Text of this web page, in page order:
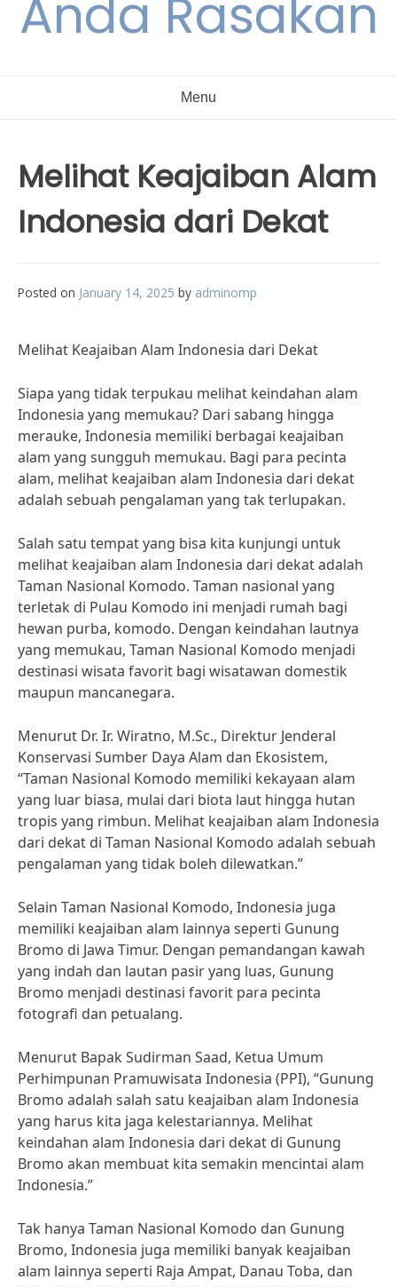
Anda Rasakan
Menu
Melihat Keajaiban Alam
Indonesia dari Dekat
Posted on January 14, 2025 by adminomp
Melihat Keajaiban Alam Indonesia dari Dekat
Siapa yang tidak terpukau melihat keindahan alam
Indonesia yang memukau? Dari sabang hingga
merauke, Indonesia memiliki berbagai keajaiban
alam yang sungguh memukau. Bagi para pecinta
alam, melihat keajaiban alam Indonesia dari dekat
adalah sebuah pengalaman yang tak terlupakan.
Salah satu tempat yang bisa kita kunjungi untuk
melihat keajaiban alam Indonesia dari dekat adalah
Taman Nasional Komodo. Taman nasional yang
terletak di Pulau Komodo ini menjadi rumah bagi
hewan purba, komodo. Dengan keindahan lautnya
yang memukau, Taman Nasional Komodo menjadi
destinasi wisata favorit bagi wisatawan domestik
maupun mancanegara.
Menurut Dr. Ir. Wiratno, M.Sc., Direktur Jenderal
Konservasi Sumber Daya Alam dan Ekosistem,
“Taman Nasional Komodo memiliki kekayaan alam
yang luar biasa, mulai dari biota laut hingga hutan
tropis yang rimbun. Melihat keajaiban alam Indonesia
dari dekat di Taman Nasional Komodo adalah sebuah
pengalaman yang tidak boleh dilewatkan.”
Selain Taman Nasional Komodo, Indonesia juga
memiliki keajaiban alam lainnya seperti Gunung
Bromo di Jawa Timur. Dengan pemandangan kawah
yang indah dan lautan pasir yang luas, Gunung
Bromo menjadi destinasi favorit para pecinta
fotografi dan petualang.
Menurut Bapak Sudirman Saad, Ketua Umum
Perhimpunan Pramuwisata Indonesia (PPI), “Gunung
Bromo adalah salah satu keajaiban alam Indonesia
yang harus kita jaga kelestariannya. Melihat
keindahan alam Indonesia dari dekat di Gunung
Bromo akan membuat kita semakin mencintai alam
Indonesia.”
Tak hanya Taman Nasional Komodo dan Gunung
Bromo, Indonesia juga memiliki banyak keajaiban
alam lainnya seperti Raja Ampat, Danau Toba, dan